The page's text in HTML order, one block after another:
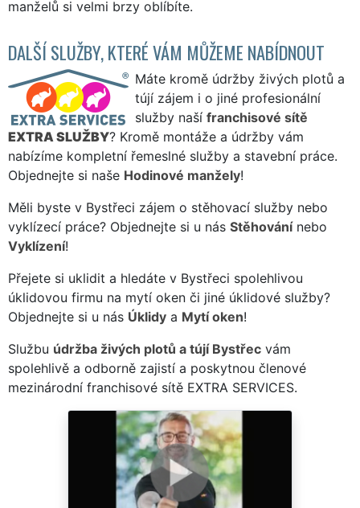
manželů si velmi brzy oblíbíte.
DALŠÍ SLUŽBY, KTERÉ VÁM MŮŽEME NABÍDNOUT
Máte kromě údržby živých plotů a
tújí zájem i o jiné profesionální
služby naší franchisové sítě
EXTRA SLUŽBY? Kromě montáže a údržby vám
nabízíme kompletní řemeslné služby a stavební práce.
Objednejte si naše Hodinové manžely!
Měli byste v Bystřeci zájem o stěhovací služby nebo
vyklízecí práce? Objednejte si u nás Stěhovánínebo
Vyklízení!
Přejete si uklidit a hledáte v Bystřeci spolehlivou
úklidovou firmu na mytí oken či jiné úklidové služby?
Objednejte si u nás Úklidy a Mytí oken!
Službu údržba živých plotů a tújí Bystřec vám
spolehlivě a odborně zajistí a poskytnou členové
mezinárodní franchisové sítě EXTRA SERVICES.